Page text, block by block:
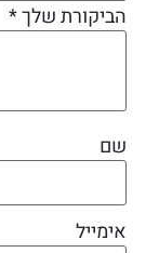
הביקורת שלך*
שם
אימייל